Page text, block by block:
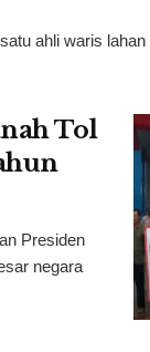
ahli waris
Tol
Presiden
negara